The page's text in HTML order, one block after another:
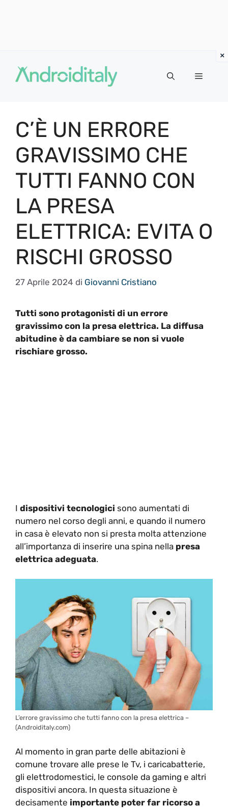
contenuto
MENU
C’È UN ERRORE
GRAVISSIMO CHE
TUTTI FANNO CON
LA PRESA
ELETTRICA: EVITA O
RISCHI GROSSO
27 Aprile 2024 di Giovanni Cristiano
Tutti sono protagonisti di un errore
gravissimo con la presa elettrica. La diffusa
abitudine è da cambiare se non si vuole
rischiare grosso.
I dispositivi tecnologici sono aumentati di
numero nel corso degli anni, e quando il numero
in casa è elevato non si presta molta attenzione
all’importanza di inserire una spina nella presa
elettrica adeguata.
L’errore gravissimo che tutti fanno con la presa elettrica –
(Androiditaly.com)
Al momento in gran parte delle abitazioni è
comune trovare alle prese le Tv, i caricabatterie,
gli elettrodomestici, le console da gaming e altri
dispositivi ancora. In questa situazione è
decisamente importante poter far ricorso a